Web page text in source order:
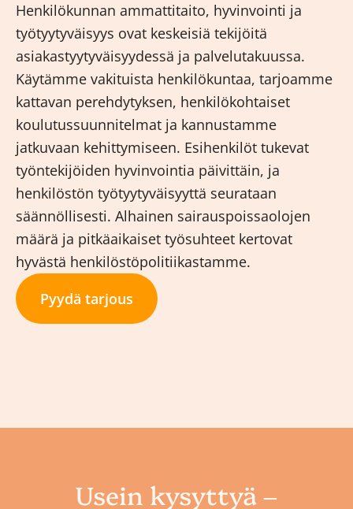
Henkilökunnan ammattitaito, hyvinvointi ja
työtyytyväisyys ovat keskeisiä tekijöitä
asiakastyytyväisyydessä ja palvelutakuussa.
Käytämme vakituista henkilökuntaa, tarjoamme
kattavan perehdytyksen, henkilökohtaiset
koulutussuunnitelmat ja kannustamme
jatkuvaan kehittymiseen. Esihenkilöt tukevat
työntekijöiden hyvinvointia päivittäin, ja
henkilöstön työtyytyväisyyttä seurataan
säännöllisesti. Alhainen sairauspoissaolojen
määrä ja pitkäaikaiset työsuhteet kertovat
hyvästä henkilöstöpolitiikastamme.
Pyydä tarjous
Usein kysyttyä –